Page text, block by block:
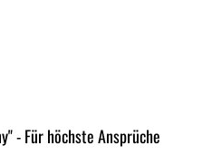
- Für höchste Ansprüche